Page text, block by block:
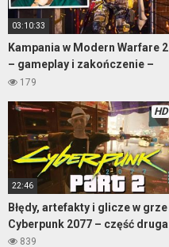
03:10:33
Kampania w Modern Warfare 2
– gameplay i zakończenie –
część 2
179
HD
22:46
Błędy, artefakty i glicze w grze
Cyberpunk 2077 – część druga
839